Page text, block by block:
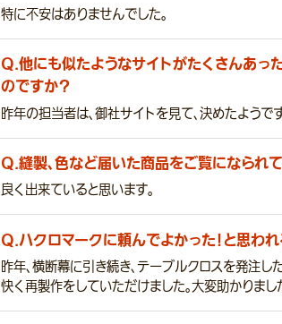
特に不安はありませんでした。
Q.他にも似たようなサイトがたくさんあっ
のですか？
昨年の担当者は、御社サイトを見て、決めたよう
Q.縫製、色など届いた商品をご覧になられ
良く出来ていると思います。
Q.ハクロマークに頼んでよかった！と思わ
昨年、横断幕に引き続き、テーブルクロスを発注し
快く再製作をしていただけました。大変助かりまし